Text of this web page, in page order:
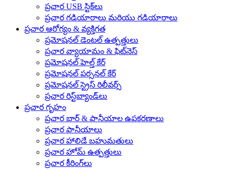
ప్రచార USB స్టిక్‌లు
ప్రచార గడియారాలు మరియు గడియారాలు
ప్రచార ఆరోగ్యం & వ్యక్తిగత
ప్రమోషనల్ డెంటల్ ఉత్పత్తులు
ప్రచార వ్యాయామం & ఫిట్‌నెస్
ప్రమోషనల్ హెల్త్ కేర్
ప్రమోషనల్ పర్సనల్ కేర్
ప్రమోషనల్ స్ట్రెస్ రిలీవర్స్
ప్రచార రిస్ట్‌బ్యాండ్‌లు
ప్రచార గృహం
ప్రచార బార్ & పానీయాల ఉపకరణాలు
ప్రచార పానీయాలు
ప్రచార హాలిడే బహుమతులు
ప్రచార హోమ్ ఉత్పత్తులు
ప్రచార కీరింగ్‌లు